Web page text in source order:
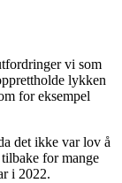
vi som
lykken
for eksempel
det ikke var lov å
for mange
i 2022.